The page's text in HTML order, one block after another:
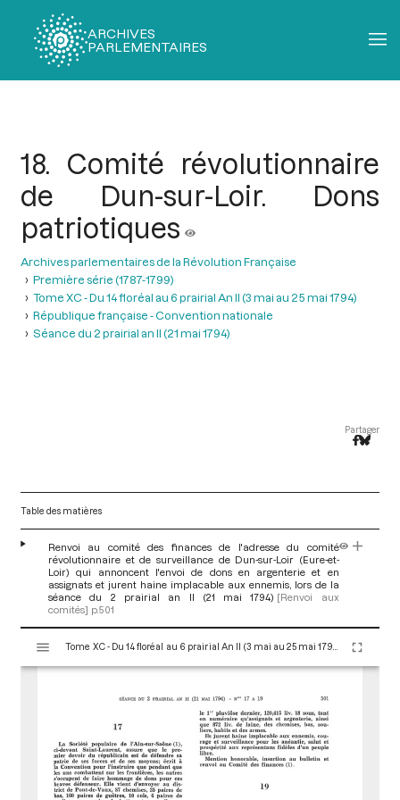
ARCHIVES
PARLEMENTAIRES
18. Comité révolutionnaire
de Dun-sur-Loir. Dons
patriotiques
Archives parlementaires de la Révolution Française
Première série (1787-1799)
Tome XC - Du 14 floréal au 6 prairial An II (3 mai au 25 mai 1794)
République française - Convention nationale
Séance du 2 prairial an II (21 mai 1794)
Partager
Table des matières
Renvoi au comité des finances de l'adresse du comité
révolutionnaire et de surveillance de Dun-sur-Loir (Eure-et-
Loir) qui annoncent l'envoi de dons en argenterie et en
assignats et jurent haine implacable aux ennemis, lors de la
séance du 2 prairial an II (21 mai 1794) [Renvoi aux
comités] p.501
s